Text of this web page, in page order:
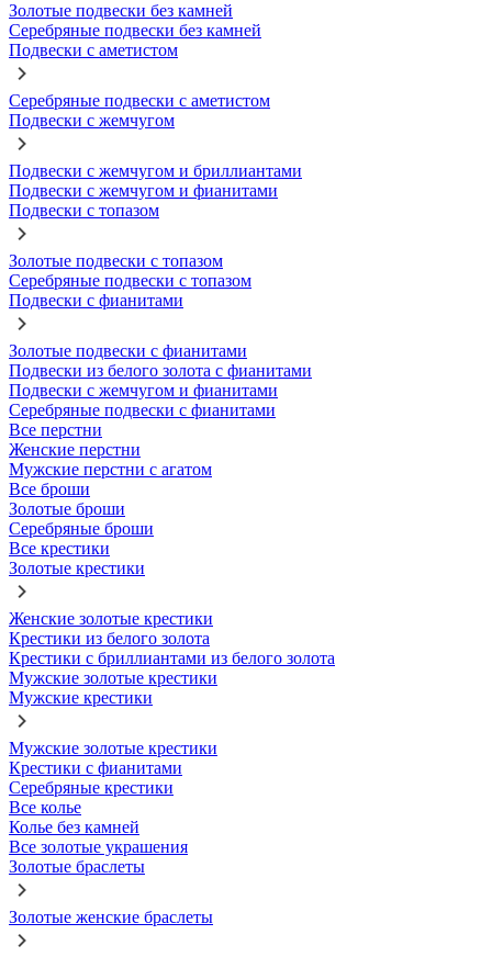
Золотые подвески без камней
Серебряные подвески без камней
Подвески с аметистом
Серебряные подвески с аметистом
Подвески с жемчугом
Подвески с жемчугом и бриллиантами
Подвески с жемчугом и фианитами
Подвески с топазом
Золотые подвески с топазом
Серебряные подвески с топазом
Подвески с фианитами
Золотые подвески с фианитами
Подвески из белого золота с фианитами
Подвески с жемчугом и фианитами
Серебряные подвески с фианитами
Все перстни
Женские перстни
Мужские перстни с агатом
Все броши
Золотые броши
Серебряные броши
Все крестики
Золотые крестики
Женские золотые крестики
Крестики из белого золота
Крестики с бриллиантами из белого золота
Мужские золотые крестики
Мужские крестики
Мужские золотые крестики
Крестики с фианитами
Серебряные крестики
Все колье
Колье без камней
Все золотые украшения
Золотые браслеты
Золотые женские браслеты